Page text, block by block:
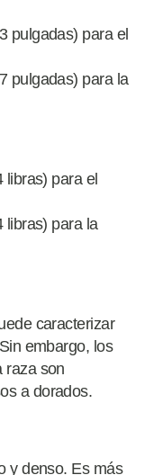
pulgadas) para el
pulgadas) para la
libras) para el
libras) para la
caracterizar
embargo, los
raza son
a dorados.
y denso. Es más